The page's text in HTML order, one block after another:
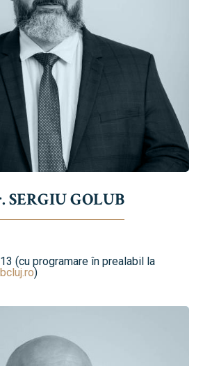
GOLUB
(cu programare în prealabil la
)